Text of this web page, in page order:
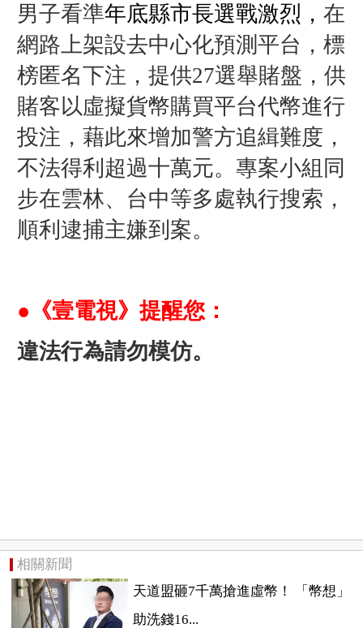
男子看準年底縣市長選戰激烈， 在
網路上架設去中心化預測平台，標
榜匿名下注，提供27選舉賭盤，供
賭客以虛擬貨幣購買平台代幣進行
投注，藉此來增加警方追緝難度，
不法得利超過十萬元。 專案小組同
步在雲林、台中等多處執行搜索，
順利逮捕主嫌到案。
●《壹電視》提醒您：
違法行為請勿模仿。
相關新聞
天道盟砸7千萬搶進虛幣！ 「幣想」
助洗錢16...